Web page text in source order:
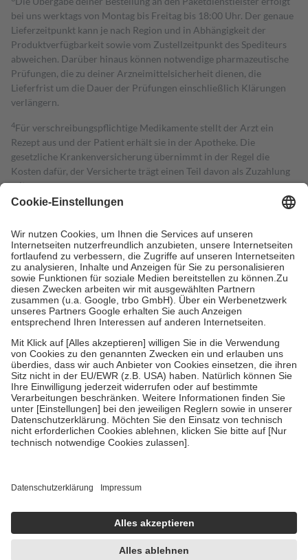
bei uns werktags von Montag bis Freitag bis 18:00 Uhr. Der genaue
Lieferzeitpunkt kann je nach Region und in Abhängigkeit der
Produktverfügbarkeit sowie vom Zustellzeitpunkt des Spediteurs
abweichen. Darüber hinaus können notwendige pharmazeutische
Prüfungen, die zu deiner Arzneimittelsicherheit dienen, die
Lieferfrist um die Dauer der Prüfungen einschließlich Klärungen
verlängern.
4Für verschreibungspflichtige Medikamente stellt der Arzt ein
Rezept aus und der Patient erhält sie in der Apotheke. Die
gesetzliche Krankenversicherung übernimmt in der Regel die
Kosten dafür, der Versicherte trägt einen Teil davon als Zuzahlung
mit.
Grundsätzlich leisten Mitglieder Zuzahlungen in Höhe von zehn
höchstens zehn Euro.
Es sind jedoch nie mehr als die tatsächlichen
Kosten der Leistung zu entrichten.
Diese Regeln gelten grundsätzlich auch für Online-Apotheken.
Bei Heilmitteln und häuslicher Krankenpflege beträgt die
Zuzahlung zehn Prozent der Kosten sowie zehn Euro je
Verordnung.
Um das Engagement der Versicherten für ihre eigene Gesundheit zu
stärken und die besondere Stellung der Familie zu unterstützen,
fallenkeine Zuzahlungenan bei:
• Kindern und Jugendlichen bis zum vollendeten 18. Lebensjahr
mit Ausnahme der Fahrkosten
• Untersuchungen zur Vorsorge und Früherkennung, die von der
GKV getragen werden
• empfohlenen Schutzimpfungen
• Harn- und Blutteststreifen
getroffen, um sicherzustellen, dass es sich um echte Bewertungen
https://help.etrusted.com/hc/de/articles/4419944605341
Einige Bilder und Inhalte wurden unter Zuhilfenahme künstlicher